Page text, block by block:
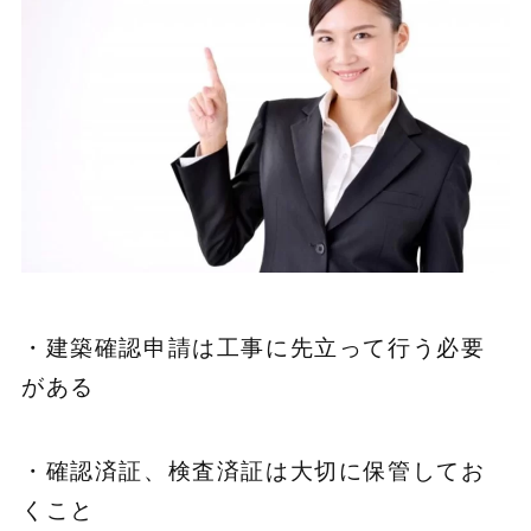
・建築確認申請は工事に先立って行う必要
がある
・確認済証、検査済証は大切に保管してお
くこと